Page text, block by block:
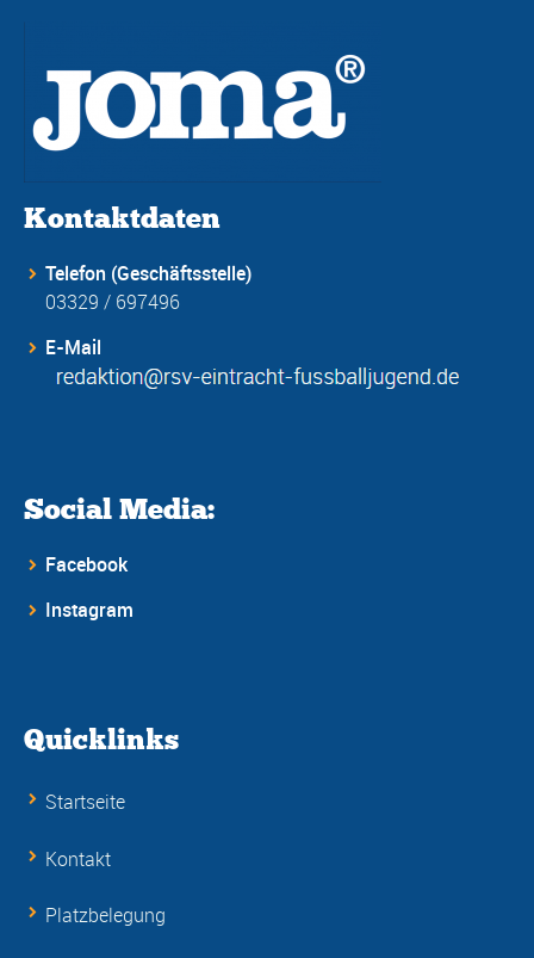
Kontaktdaten
Telefon (Geschäftsstelle)
03329 / 697496
E-Mail
Social Media:
Facebook
Instagram
Quicklinks
Startseite
Kontakt
Platzbelegung